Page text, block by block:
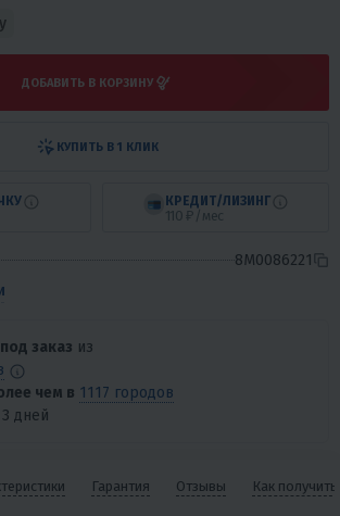
ДОБАВИТЬ В КОРЗИНУ
КРЕДИТ/ЛИЗИНГ
110 ₽/мес
КУПИТЬ В 1 КЛИК
8M0086221
заказ из
чем в 1117 городов
дней
Гарантия Отзывы Как получить